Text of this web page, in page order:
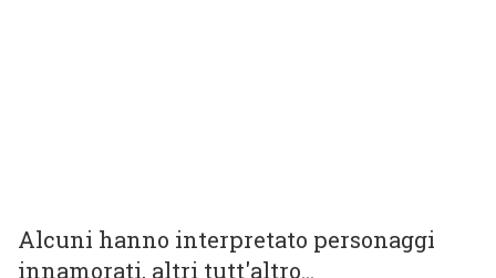
Alcuni hanno interpretato personaggi
innamorati, altri tutt'altro...